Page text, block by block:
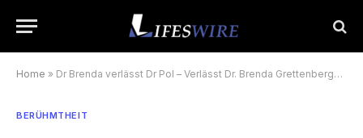
Home » Dr Brenda verlässt Dr Pol – Verlässt Dr. Brenda Grettenberger wirklich die Praxis? Wahrheit über Gerüchte, Karriere und Zukunft
BERÜHMTHEIT